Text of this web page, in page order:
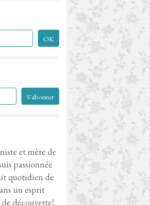
et mère de
passionnée
quotidien de
un esprit
découverte!